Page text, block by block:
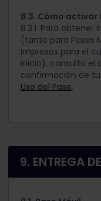
8.3. Cómo activar
8.3.1. Para
(tanto para Pases
Impresos para el
inicio), consulta el
confirmación de
Uso del Pase.
9. ENTREGA